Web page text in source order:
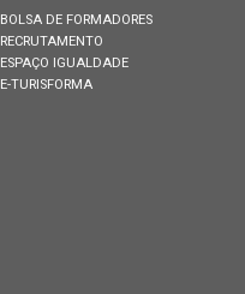
BOLSA DE FORMADORES
RECRUTAMENTO
ESPAÇO IGUALDADE
E-TURISFORMA